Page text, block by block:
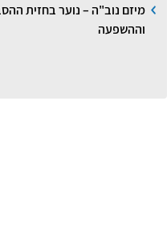
מיזם נוב"ה – נוער בחזית
וההשפעה